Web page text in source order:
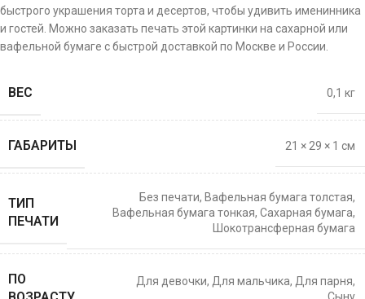
быстрого украшения торта и десертов, чтобы удивить именинника
и гостей. Можно заказать печать этой картинки на сахарной или
вафельной бумаге с быстрой доставкой по Москве и России.
ВЕС 0,1 кг
ГАБАРИТЫ 21 × 29 × 1 см
ТИП
ПЕЧАТИ
Без печати, Вафельная бумага толстая,
Вафельная бумага тонкая, Сахарная бумага,
Шокотрансферная бумага
ПО
Для девочки, Для мальчика, Для парня,
Сыну